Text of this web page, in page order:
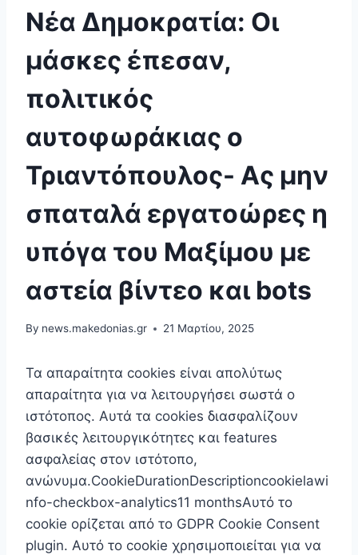
Νέα Δημοκρατία: Οι
μάσκες έπεσαν,
πολιτικός
αυτοφωράκιας ο
Τριαντόπουλος- Aς μην
σπαταλά εργατοώρες η
υπόγα του Μαξίμου με
αστεία βίντεο και bots
By news.makedonias.gr 21 Μαρτίου, 2025
Τα απαραίτητα cookies είναι απoλύτως
απαραίτητα για να λειτουργήσει σωστά ο
ιστότοπος. Αυτά τα cookies διασφαλίζουν
βασικές λειτουργικότητες και features
ασφαλείας στον ιστότοπο,
ανώνυμα.CookieDurationDescriptioncookielawi
nfo-checkbox-analytics11 monthsΑυτό το
cookie ορίζεται από το GDPR Cookie Consent
plugin. Αυτό το cookie χρησιμοποιείται για να